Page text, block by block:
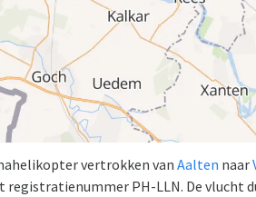
vertrokken van Aalten naar
PH-LLN. De vlucht